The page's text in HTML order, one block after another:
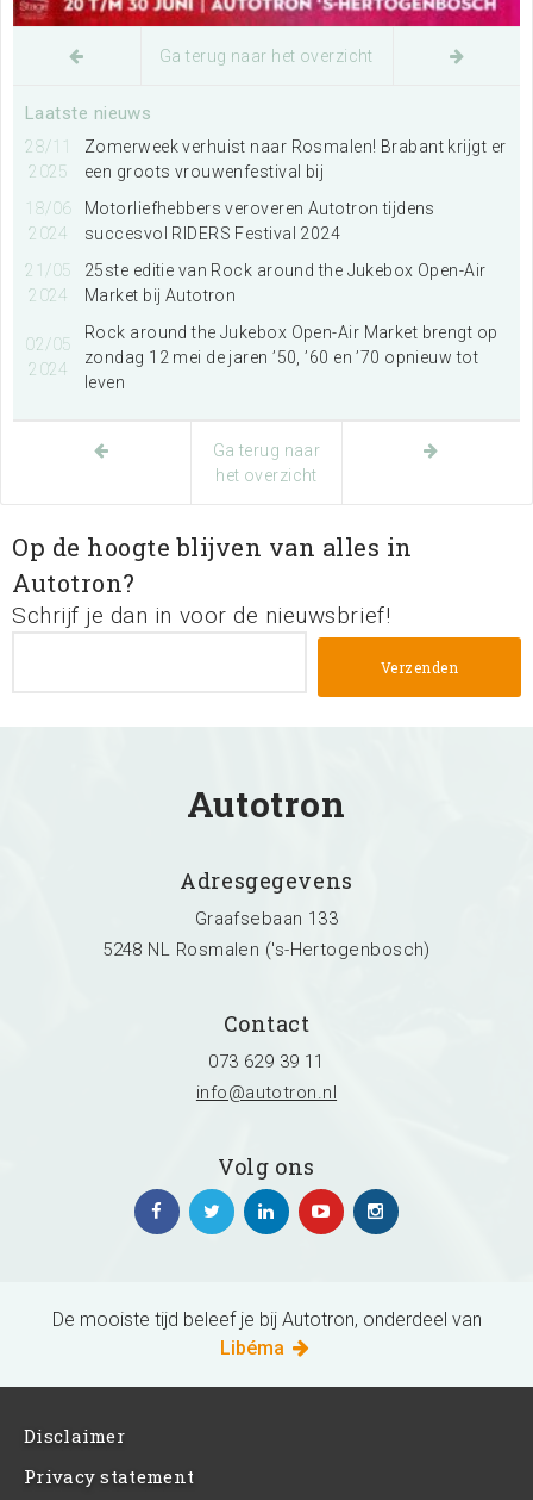
Ga terug naar het overzicht
Laatste nieuws
28/11
2025
Zomerweek verhuist naar Rosmalen! Brabant krijgt er
een groots vrouwenfestival bij
18/06
2024
Motorliefhebbers veroveren Autotron tijdens
succesvol RIDERS Festival 2024
21/05
2024
25ste editie van Rock around the Jukebox Open-Air
Market bij Autotron
02/05
2024
Rock around the Jukebox Open-Air Market brengt op
zondag 12 mei de jaren ’50, ’60 en ’70 opnieuw tot
leven
Ga terug naar
het overzicht
Op de hoogte blijven van alles in
Autotron?
Schrijf je dan in voor de nieuwsbrief!
Autotron
Adresgegevens
Graafsebaan 133
5248 NL Rosmalen ('s-Hertogenbosch)
Contact
073 629 39 11
info@autotron.nl
Volg ons
De mooiste tijd beleef je bij Autotron, onderdeel van
Libéma
Disclaimer
Privacy statement